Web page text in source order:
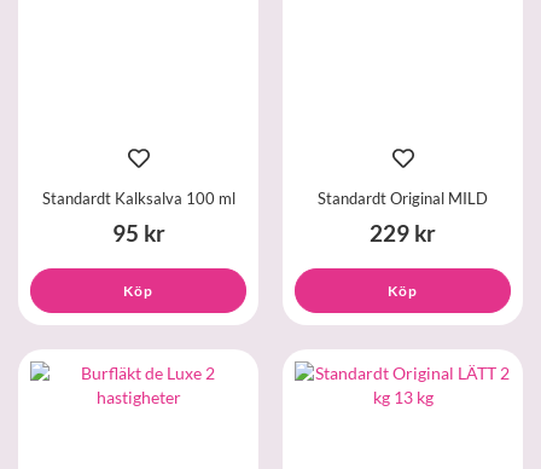
Standardt Kalksalva 100 ml
95 kr
Köp
Standardt Original MILD
229 kr
Köp